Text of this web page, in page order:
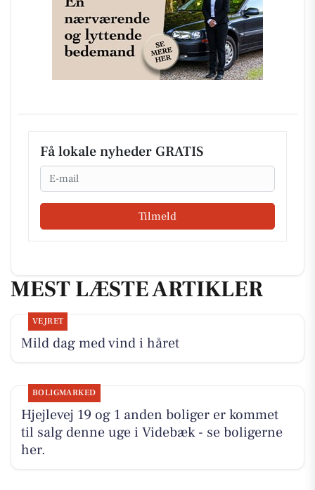
Få lokale nyheder GRATIS
Email
Tilmeld
MEST LÆSTE ARTIKLER
VEJRET
Mild dag med vind i håret
BOLIGMARKED
Hjejlevej 19 og 1 anden boliger er kommet
til salg denne uge i Videbæk - se boligerne
her.